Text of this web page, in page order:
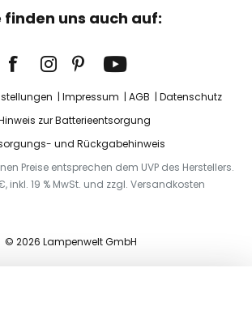
finden uns auch auf:
Impressum AGB
Datenschutz
zur Batterieentsorgung
und Rückgabehinweis
Preise entsprechen dem UVP des Herstellers.
inkl. 19 % MwSt. und zzgl. Versandkosten
© 2026 Lampenwelt GmbH